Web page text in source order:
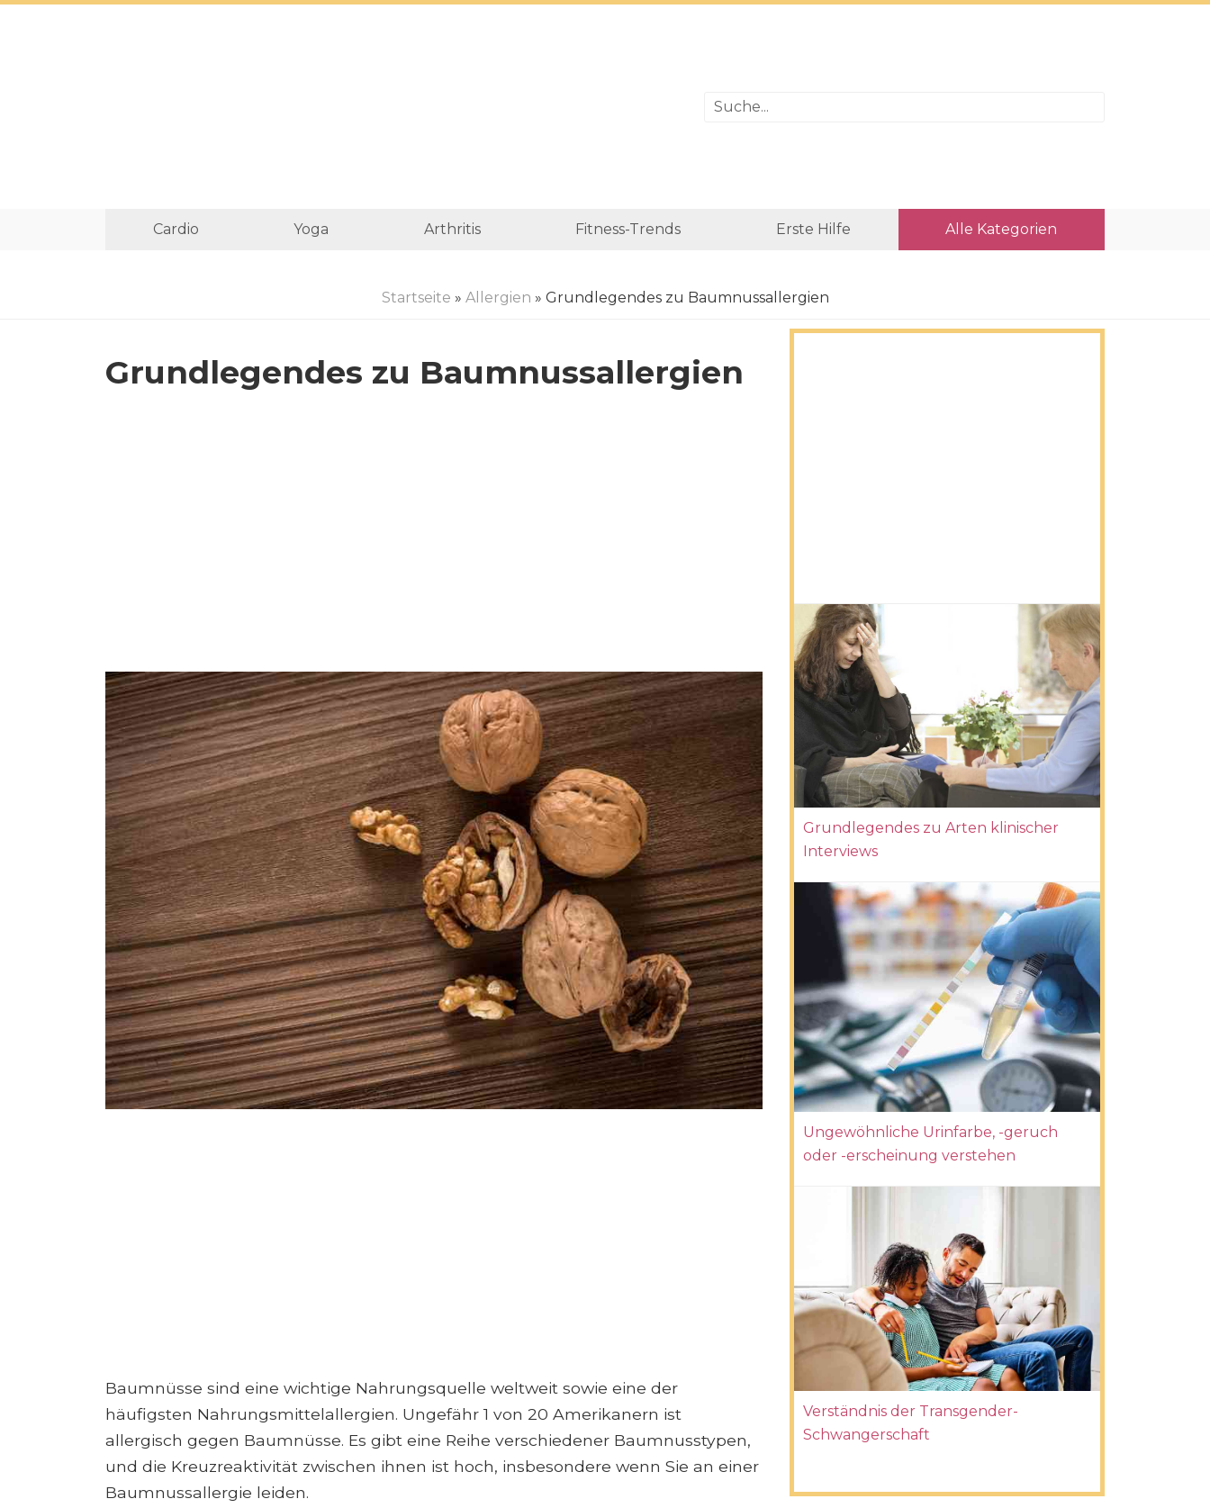
Cardio Yoga Arthritis Fitness-Trends Erste Hilfe Alle Kategorien
Startseite » Allergien » Grundlegendes zu Baumnussallergien
Grundlegendes zu Baumnussallergien
Baumnüsse sind eine wichtige Nahrungsquelle weltweit sowie eine der
häufigsten Nahrungsmittelallergien. Ungefähr 1 von 20 Amerikanern ist
allergisch gegen Baumnüsse. Es gibt eine Reihe verschiedener Baumnusstypen,
und die Kreuzreaktivität zwischen ihnen ist hoch, insbesondere wenn Sie an einer
Baumnussallergie leiden.
Grundlegendes zu Arten klinischer
Interviews
Ungewöhnliche Urinfarbe, -geruch
oder -erscheinung verstehen
Verständnis der Transgender-
Schwangerschaft